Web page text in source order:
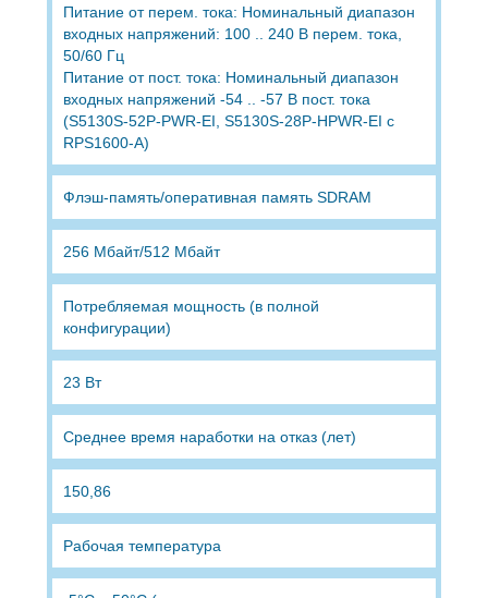
Питание от перем. тока: Номинальный диапазон
входных напряжений: 100 .. 240 В перем. тока,
50/60 Гц
Питание от пост. тока: Номинальный диапазон
входных напряжений -54 .. -57 В пост. тока
(S5130S-52P-PWR-EI, S5130S-28P-HPWR-EI с
RPS1600-A)
Флэш-память/оперативная память SDRAM
256 Мбайт/512 Мбайт
Потребляемая мощность (в полной
конфигурации)
23 Вт
Среднее время наработки на отказ (лет)
150,86
Рабочая температура